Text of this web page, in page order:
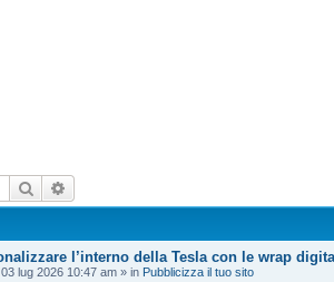
Cerca
l’interno della Tesla con le wrap
lug 2026 10:47 am » in Pubblicizza il tuo sito